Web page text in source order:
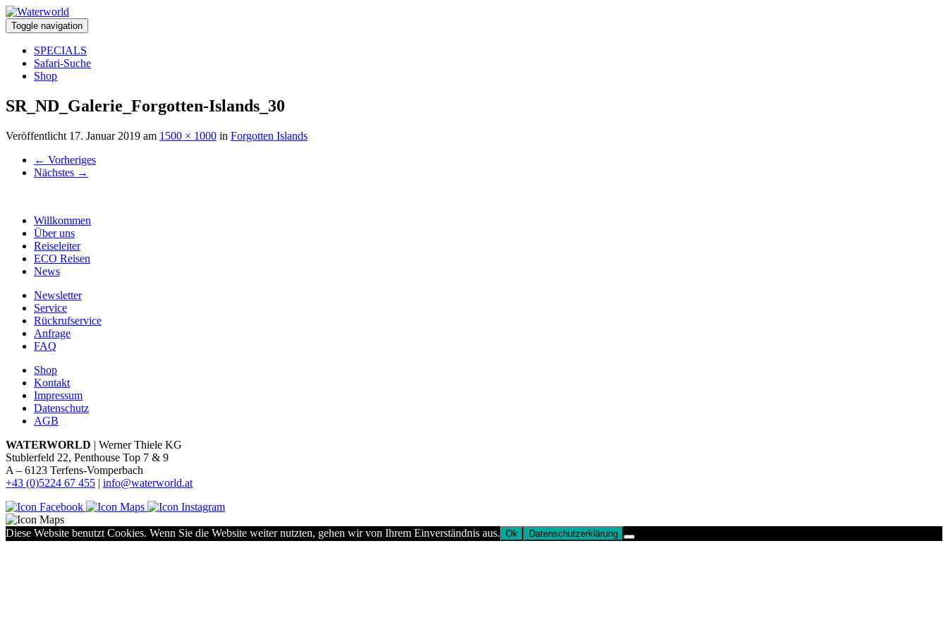
Toggle navigation
SPECIALS
Safari-Suche
Shop
SR_ND_Galerie_Forgotten-Islands_30
Veröffentlicht 17. Januar 2019 am 1500 × 1000 in Forgotten Islands
← Vorheriges
Nächstes →
Willkommen
Über uns
Reiseleiter
ECO Reisen
News
Newsletter
Service
Rückrufservice
Anfrage
FAQ
Shop
Kontakt
Impressum
Datenschutz
AGB
WATERWORLD | Werner Thiele KG
Stublerfeld 22, Penthouse Top 7 & 9
A – 6123 Terfens-Vomperbach
+43 (0)5224 67 455 | info@waterworld.at
Diese Website benutzt Cookies. Wenn Sie die Website weiter nutzten, gehen wir von Ihrem Einverständnis aus. Ok Datenschutzerklärung